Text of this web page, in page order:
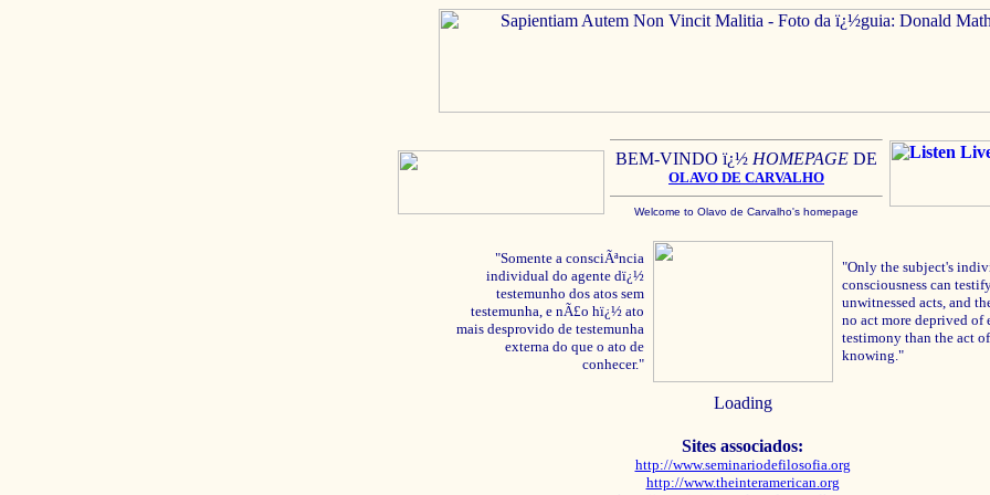
BEM-VINDO ï¿½ HOMEPAGE DE
OLAVO DE CARVALHO
Welcome to Olavo de Carvalho's homepage
"Somente a consciÃªncia
individual do agente dï¿½
testemunho dos atos sem
testemunha, e nÃ£o hï¿½ ato
mais desprovido de testemunha
externa do que o ato de
conhecer."
"Only the subject's
consciousness can
unwitnessed acts, and
no act more deprived of
testimony than the act of
knowing."
Loading
Sites associados:
http://www.seminariodefilosofia.org
http://www.theinteramerican.org